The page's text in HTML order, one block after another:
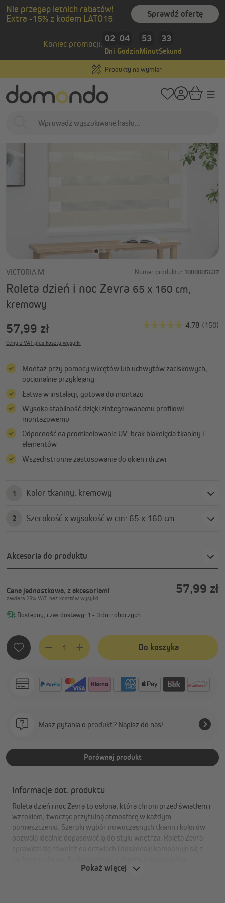
zawartości
Nie przegap letnich rabatów!
Extra -15% z kodem LATO15
Sprawdź ofertę
Koniec promocji: 02
Dni
04
Godzin
53
Minut
32
Sekund
Produkty na wymiar
Strona główna Osłony wewnętrzne Rolety materiałowe / Rolety w
VICTORIA M Numer produktu: 1000005637
Roleta dzień i noc Zevra 65 x 160 cm,
kremowy
57,99 zł
Ceny z VAT plus koszty wysyłki
Montaż przy pomocy wkrętów lub uchwytów zaciskowych,
opcjonalnie przyklejany
Łatwa w instalacji, gotowa do montażu
Wysoka stabilność dzięki zintegrowanemu profilowi
montażowemu
Odporność na promieniowanie UV: brak blaknięcia tkaniny i
elementów
Wszechstronne zastosowanie do okien i drzwi
1 Kolor tkaniny: kremowy
2 Szerokość x wysokość w cm: 65 x 160 cm
Akcesoria do produktu
Cena jednostkowa, z akcesoriami 57,99 zł
zawiera 23% VAT, bez kosztów wysyłki
Dostępny, czas dostawy: 1 - 3 dni roboczych
Ilość produktu: Wprowadź żądaną ilość lub użyj
Do koszyka
Masz pytania o produkt? Napisz do nas!
Porównaj produkt
Informacje dot. produktu
Roleta dzień i noc Zevra to osłona, która chroni przed światłem i
wzrokiem, tworząc przytulną atmosferę w każdym
pomieszczeniu. Szeroki wybór nowoczesnych tkanin i kolorów
pozwala idealnie dopasować ją do stylu wnętrza. Roleta Zevra
Pokaż więcej